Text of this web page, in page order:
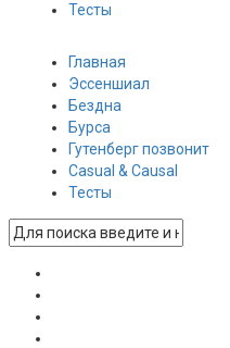
Тесты
Главная
Эссеншиал
Бездна
Бурса
Гутенберг позвонит
Casual & Causal
Тесты